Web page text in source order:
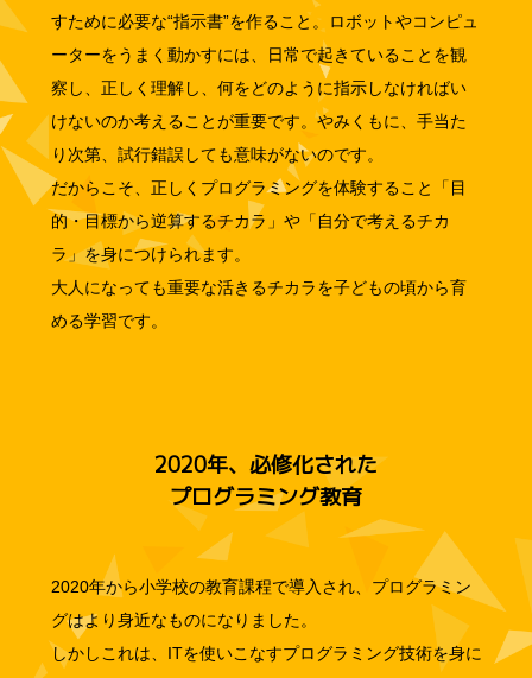
すために必要な“指示書”を作ること。ロボットやコンピュ
ーターをうまく動かすには、日常で起きていることを観
察し、正しく理解し、何をどのように指示しなければい
けないのか考えることが重要です。やみくもに、手当た
り次第、試行錯誤しても意味がないのです。
だからこそ、正しくプログラミングを体験すること「目
的・目標から逆算するチカラ」や「自分で考えるチカ
ラ」を身につけられます。
大人になっても重要な活きるチカラを子どもの頃から育
める学習です。
2020年、必修化された
プログラミング教育
2020年から小学校の教育課程で導入され、プログラミン
グはより身近なものになりました。
しかしこれは、ITを使いこなすプログラミング技術を身に